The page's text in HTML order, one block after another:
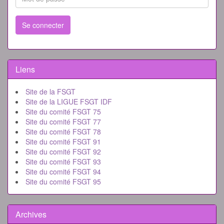
Se connecter
Liens
Site de la FSGT
Site de la LIGUE FSGT IDF
Site du comité FSGT 75
Site du comité FSGT 77
Site du comité FSGT 78
Site du comité FSGT 91
Site du comité FSGT 92
Site du comité FSGT 93
Site du comité FSGT 94
Site du comité FSGT 95
Archives